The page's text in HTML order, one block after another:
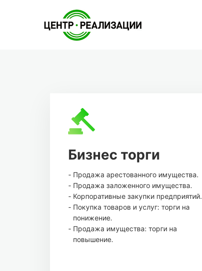
Бизнес торги
Продажа арестованного имущества.
Продажа заложенного имущества.
Корпоративные закупки предприятий.
Покупка товаров и услуг: торги на
понижение.
Продажа имущества: торги на
повышение.